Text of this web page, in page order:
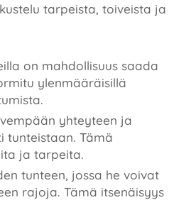
tarpeista, toiveista ja
on mahdollisuus saada
ylenmääräisillä
yhteyteen ja
tunteistaan. Tämä
ja tarpeita.
tunteen, jossa he voivat
rajoja. Tämä itsenäisyys